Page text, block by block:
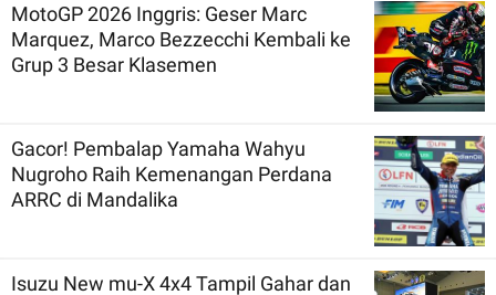
MotoGP 2026 Inggris: Geser Marc
Marquez, Marco Bezzecchi Kembali ke
Grup 3 Besar Klasemen
Gacor! Pembalap Yamaha Wahyu
Nugroho Raih Kemenangan Perdana
ARRC di Mandalika
Isuzu New mu-X 4x4 Tampil Gahar dan